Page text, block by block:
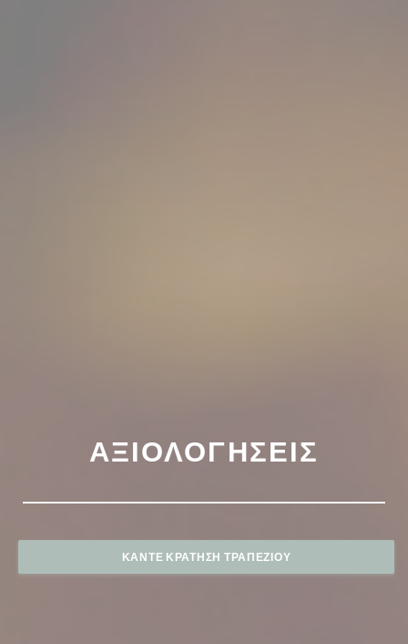
ΑΞΙΟΛΟΓΉΣΕΙΣ
ΚΆΝΤΕ ΚΡΆΤΗΣΗ ΤΡΑΠΕΖΙΟΎ